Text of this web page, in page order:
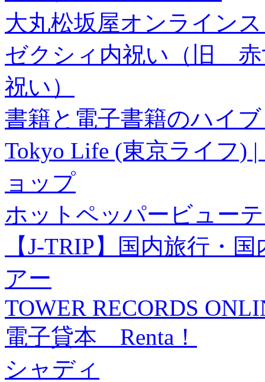
大丸松坂屋オンライン
ゼクシィ内祝い（旧 赤
祝い）
書籍と電子書籍のハイ
Tokyo Life (東京ライフ)
ョップ
ホットペッパービュー
【J-TRIP】国内旅行・
アー
TOWER RECORDS
電子貸本 Renta！
シャディ